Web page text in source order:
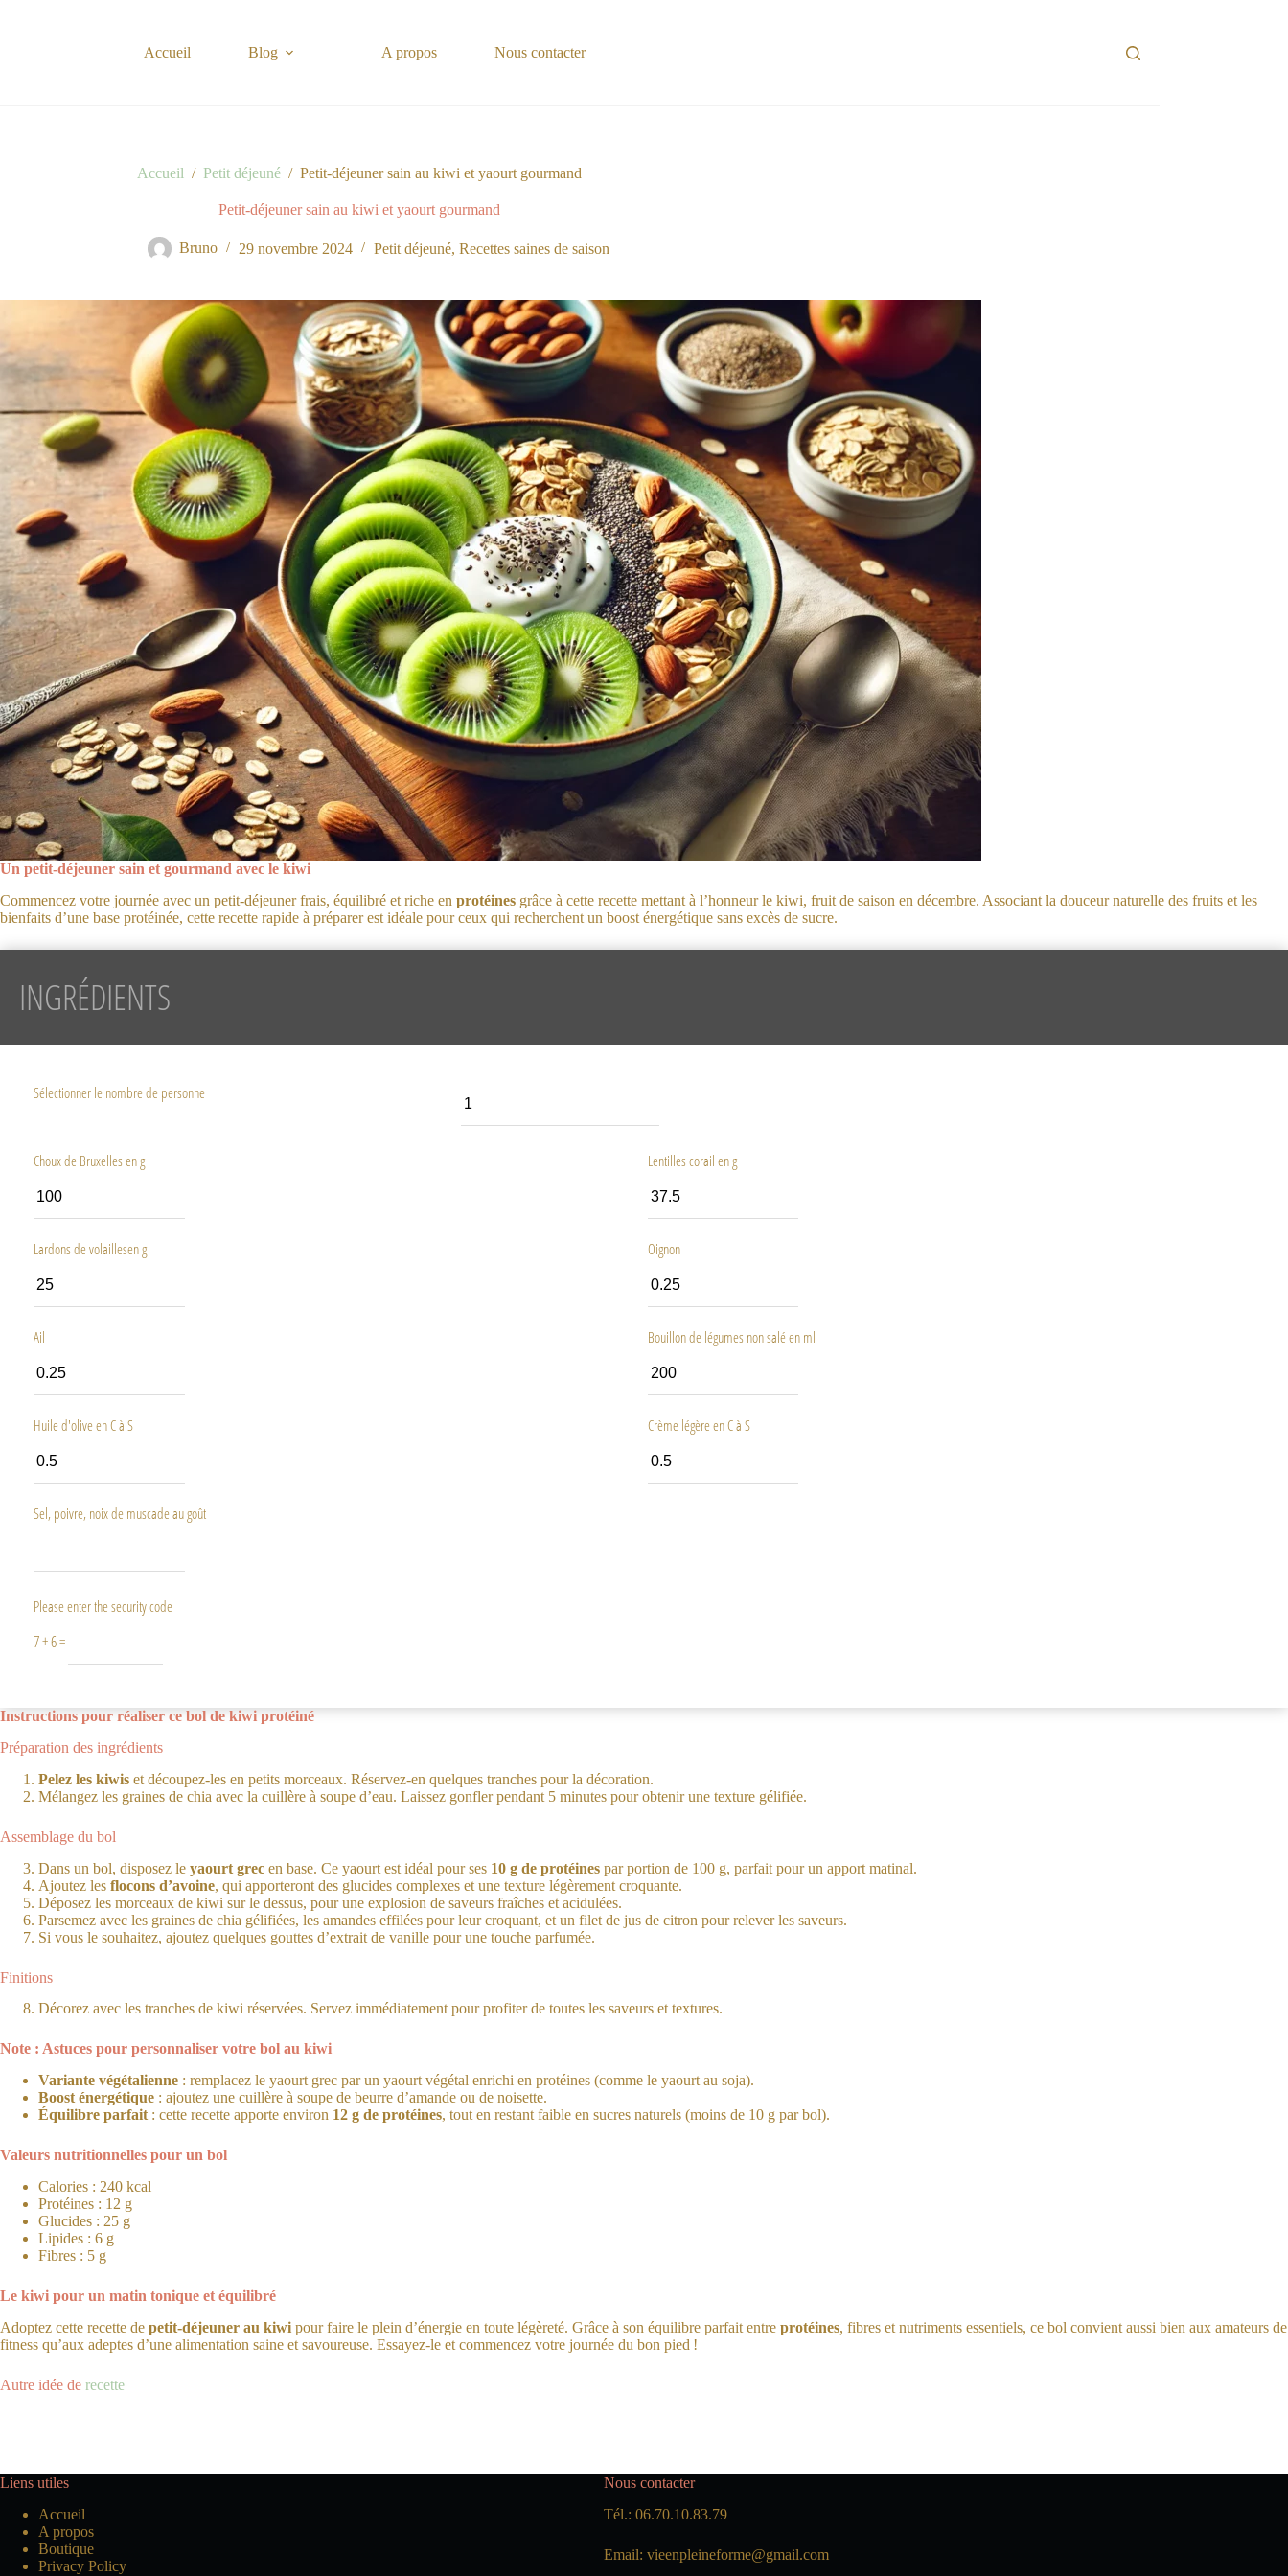
Accueil Blog A propos Nous contacter
Accueil / Petit déjeuné / Petit-déjeuner sain au kiwi et yaourt gourmand
Petit-déjeuner sain au kiwi et yaourt gourmand
Bruno 29 novembre 2024 Petit déjeuné, Recettes saines de saison
Un petit-déjeuner sain et gourmand avec le kiwi
Commencez votre journée avec un petit-déjeuner frais, équilibré et riche en protéines grâce à cette recette mettant à l’honneur le kiwi, fruit de saison en décembre. Associant la douceur naturelle des fruits et les
bienfaits d’une base protéinée, cette recette rapide à préparer est idéale pour ceux qui recherchent un boost énergétique sans excès de sucre.
INGRÉDIENTS
Sélectionner le nombre de personne
Choux de Bruxelles en g Lentilles corail en g
Lardons de volaillesen g Oignon
Ail Bouillon de légumes non salé en ml
Huile d'olive en C à S Crème légère en C à S
Sel, poivre, noix de muscade au goût
Please enter the security code
7 + 6 =
Instructions pour réaliser ce bol de kiwi protéiné
Préparation des ingrédients
Pelez les kiwis et découpez-les en petits morceaux. Réservez-en quelques tranches pour la décoration.
Mélangez les graines de chia avec la cuillère à soupe d’eau. Laissez gonfler pendant 5 minutes pour obtenir une texture gélifiée.
Assemblage du bol
Dans un bol, disposez le yaourt grec en base. Ce yaourt est idéal pour ses 10 g de protéines par portion de 100 g, parfait pour un apport matinal.
Ajoutez les flocons d’avoine, qui apporteront des glucides complexes et une texture légèrement croquante.
Déposez les morceaux de kiwi sur le dessus, pour une explosion de saveurs fraîches et acidulées.
Parsemez avec les graines de chia gélifiées, les amandes effilées pour leur croquant, et un filet de jus de citron pour relever les saveurs.
Si vous le souhaitez, ajoutez quelques gouttes d’extrait de vanille pour une touche parfumée.
Finitions
Décorez avec les tranches de kiwi réservées. Servez immédiatement pour profiter de toutes les saveurs et textures.
Note : Astuces pour personnaliser votre bol au kiwi
Variante végétalienne : remplacez le yaourt grec par un yaourt végétal enrichi en protéines (comme le yaourt au soja).
Boost énergétique : ajoutez une cuillère à soupe de beurre d’amande ou de noisette.
Équilibre parfait : cette recette apporte environ 12 g de protéines, tout en restant faible en sucres naturels (moins de 10 g par bol).
Valeurs nutritionnelles pour un bol
Calories : 240 kcal
Protéines : 12 g
Glucides : 25 g
Lipides : 6 g
Fibres : 5 g
Le kiwi pour un matin tonique et équilibré
Adoptez cette recette de petit-déjeuner au kiwi pour faire le plein d’énergie en toute légèreté. Grâce à son équilibre parfait entre protéines, fibres et nutriments essentiels, ce bol convient aussi bien aux amateurs de
fitness qu’aux adeptes d’une alimentation saine et savoureuse. Essayez-le et commencez votre journée du bon pied !
Autre idée de recette
Liens utiles
Accueil
A propos
Boutique
Privacy Policy
Nous contacter
Tél.: 06.70.10.83.79
Email: vieenpleineforme@gmail.com